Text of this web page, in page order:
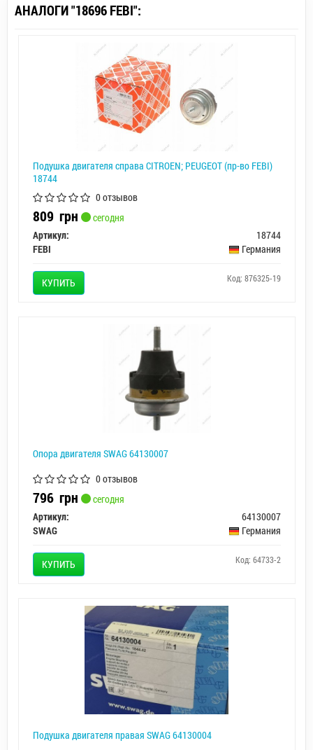
АНАЛОГИ "18696 FEBI":
Подушка двигателя справа CITROEN; PEUGEOT (пр-во FEBI)
18744
0 отзывов
809 грн
сегодня
Артикул:
18744
FEBI
Германия
КУПИТЬ Код: 876325-19
Опора двигателя SWAG 64130007
0 отзывов
796 грн
сегодня
Артикул:
64130007
SWAG
Германия
КУПИТЬ Код: 64733-2
Подушка двигателя правая SWAG 64130004